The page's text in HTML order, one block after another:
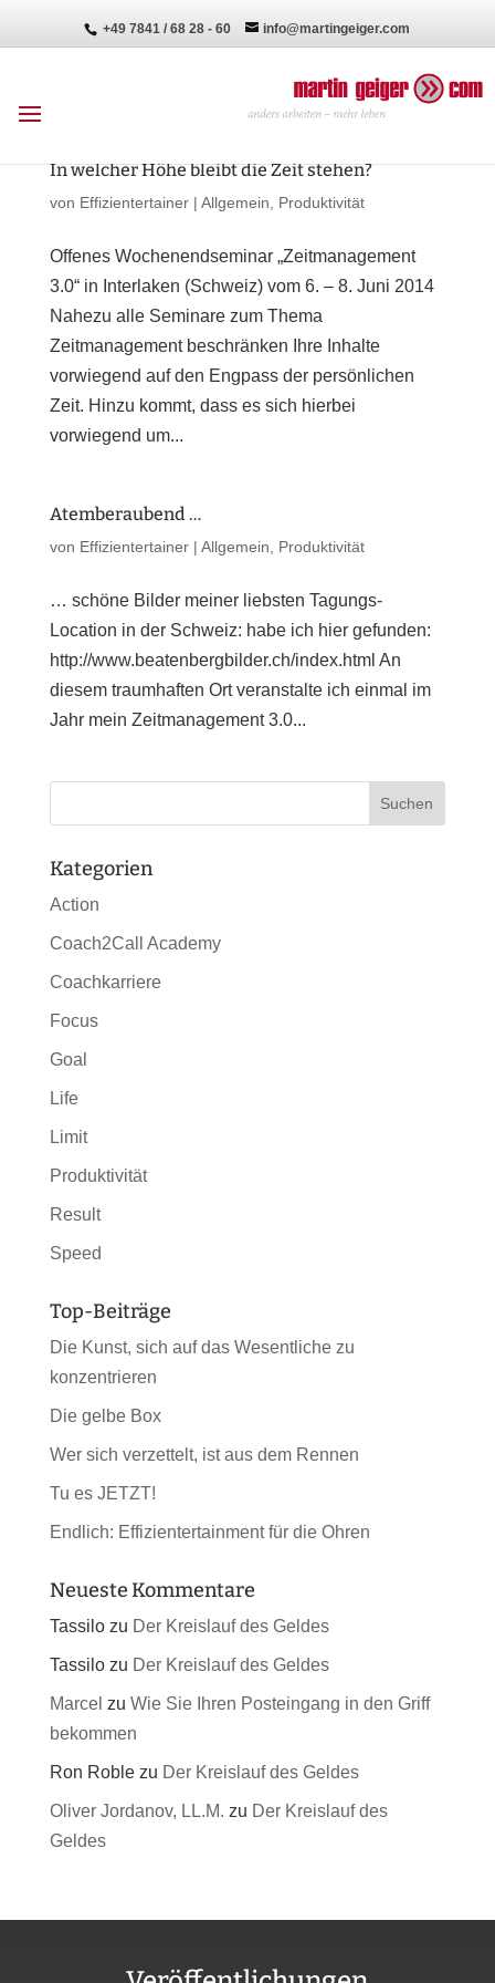
+49 7841 / 68 28 - 60 info@martingeiger.com
In welcher Höhe bleibt die Zeit stehen?
von Effizientertainer| Allgemein Produktivität
Offenes Wochenendseminar „Zeitmanagement
3.0“ in Interlaken (Schweiz) vom 6. – 8. Juni 2014
Nahezu alle Seminare zum Thema
Zeitmanagement beschränken Ihre Inhalte
vorwiegend auf den Engpass der persönlichen
Zeit. Hinzu kommt, dass es sich hierbei
vorwiegend um...
Atemberaubend …
von Effizientertainer| Allgemein Produktivität
… schöne Bilder meiner liebsten Tagungs-
Location in der Schweiz: habe ich hier gefunden:
http://www.beatenbergbilder.ch/index.html An
diesem traumhaften Ort veranstalte ich einmal im
Jahr mein Zeitmanagement 3.0...
Kategorien
Action
Coach2Call Academy
Coachkarriere
Focus
Goal
Life
Limit
Produktivität
Result
Speed
Top-Beiträge
Die Kunst, sich auf das Wesentliche zu
konzentrieren
Die gelbe Box
Wer sich verzettelt, ist aus dem Rennen
Tu es JETZT!
Endlich: Effizientertainment für die Ohren
Neueste Kommentare
Tassilozu Der Kreislauf des Geldes
Tassilozu Der Kreislauf des Geldes
Marcel zu Wie Sie Ihren Posteingang in den Griff
bekommen
Ron Roblezu Der Kreislauf des Geldes
Oliver Jordanov, LL.M. zu Der Kreislauf des
Geldes